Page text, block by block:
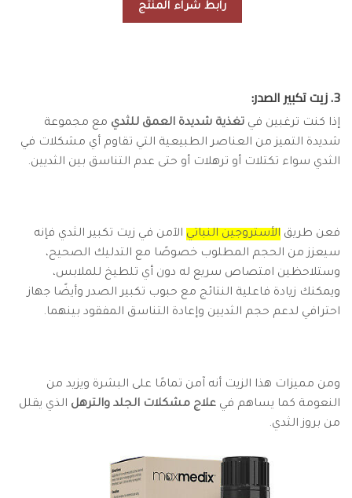
رابط شراء المنتج
3. زيت تكبير الصدر:
إذا كنت ترغبين في تغذية شديدة العمق للثدي مع مجموعة
شديدة التميز من العناصر الطبيعية التي تقاوم أي مشكلات في
الثدي سواء تكتلات أو ترهلات أو حتى عدم التناسق بين الثديين.
فعن طريق الأستروجين النباتي الآمن في زيت تكبير الثدي فإنه
سيعزز من الحجم المطلوب خصوصًا مع التدليك الصحيح،
وستلاحظين امتصاص سريع له دون أي تلطيخ للملابس،
ويمكنك زيادة فاعلية النتائج مع حبوب تكبير الصدر وأيضًا جهاز
احترافي لدعم حجم الثديين وإعادة التناسق المفقود بينهما.
ومن مميزات هذا الزيت أنه آمن تمامًا على البشرة ويزيد من
النعومة كما يساهم في علاج مشكلات الجلد والترهل الذي يقلل
من بروز الثدي.